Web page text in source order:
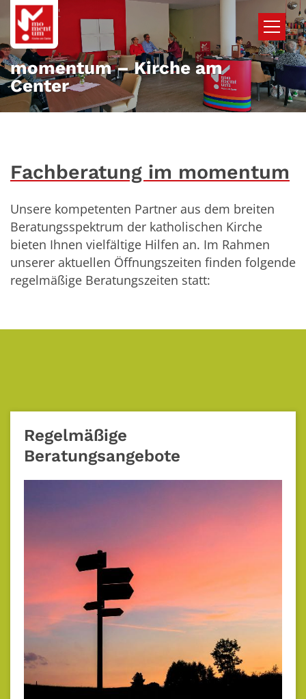
Zum Inhalt springen
momentum – Kirche am
Center
Fachberatung im momentum
Unsere kompetenten Partner aus dem breiten
Beratungsspektrum der katholischen Kirche
bieten Ihnen vielfältige Hilfen an. Im Rahmen
unserer aktuellen Öffnungszeiten finden folgende
regelmäßige Beratungszeiten statt:
Regelmäßige
Beratungsangebote